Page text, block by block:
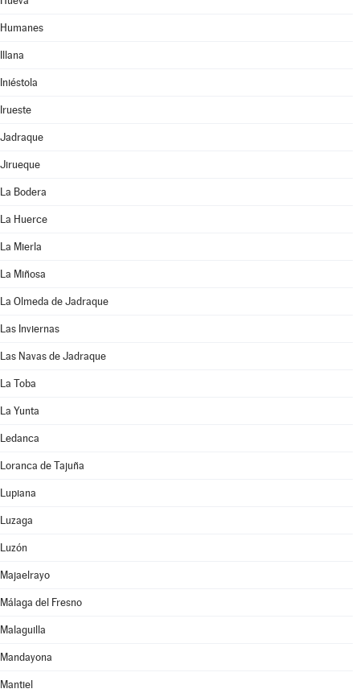
Humanes
Illana
Iniéstola
Irueste
Jadraque
Jirueque
La Bodera
La Huerce
La Mierla
La Miñosa
La Olmeda de Jadraque
Las Inviernas
Las Navas de Jadraque
La Toba
La Yunta
Ledanca
Loranca de Tajuña
Lupiana
Luzaga
Luzón
Majaelrayo
Málaga del Fresno
Malaguilla
Mandayona
Mantiel